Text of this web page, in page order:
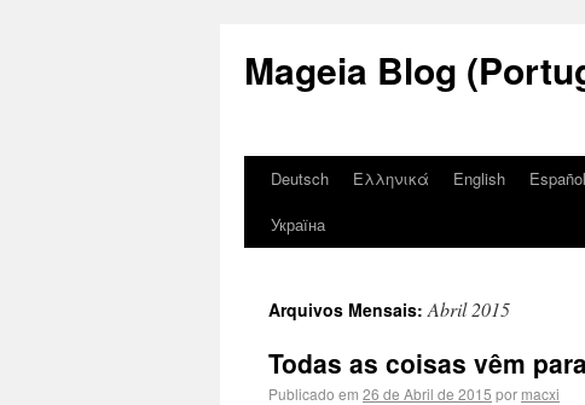
Mageia Blog
Deutsch Ελληνικά English Español
Україна
Arquivos Mensais:Abril 2015
Todas as coisas vêm
Publicado em 26 de Abril de 2015 por macxi